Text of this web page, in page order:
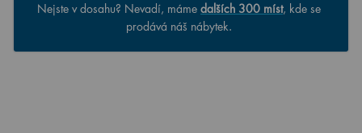
Nejste v dosahu? Nevadí, máme dalších 300 míst, kde se
prodává náš nábytek.